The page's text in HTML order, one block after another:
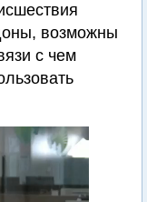
возможны
с чем